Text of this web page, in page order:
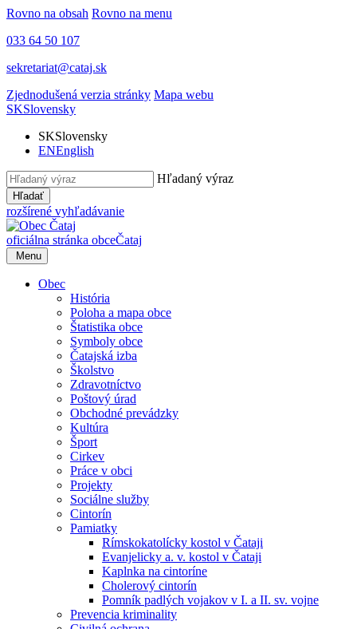
Rovno na obsah Rovno na menu
033 64 50 107
sekretariat@cataj.sk
Zjednodušená verzia stránky Mapa webu
SKSlovensky
SKSlovensky
ENEnglish
Hľadaný výraz
Hľadať
rozšírené vyhľadávanie
oficiálna stránka obceČataj
Menu
Obec
História
Poloha a mapa obce
Štatistika obce
Symboly obce
Čatajská izba
Školstvo
Zdravotníctvo
Poštový úrad
Obchodné prevádzky
Kultúra
Šport
Cirkev
Práce v obci
Projekty
Sociálne služby
Cintorín
Pamiatky
Rímskokatolícky kostol v Čataji
Evanjelicky a. v. kostol v Čataji
Kaplnka na cintoríne
Cholerový cintorín
Pomník padlých vojakov v I. a II. sv. vojne
Prevencia kriminality